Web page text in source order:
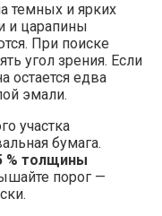
темных и ярких
и царапины
При поиске
угол зрения. Если
остается едва
эмали.
участка
бумага.
% толщины
порог —